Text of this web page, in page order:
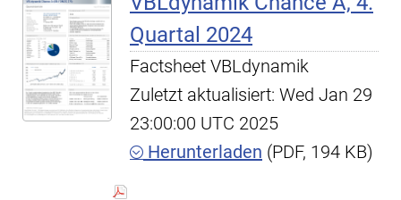
Quartal 2024
Factsheet VBLdynamik
Zuletzt aktualisiert: Wed Jan 29
23:00:00 UTC 2025
Herunterladen (PDF, 194 KB)